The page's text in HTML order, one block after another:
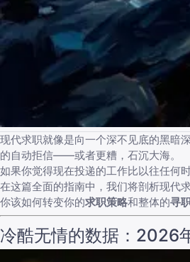
现代求职就像是向一个深不见底的黑暗
的自动拒信——或者更糟，石沉大海。
如果你觉得现在投递的工作比以往任何
在这篇全面的指南中，我们将剖析现代
你该如何转变你的求职策略和整体的寻
冷酷无情的数据：2026